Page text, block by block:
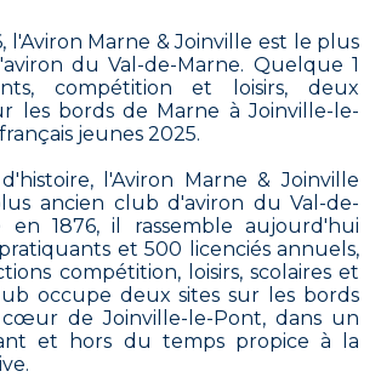
l'Aviron Marne & Joinville est le plus
du Val-de-Marne. Quelque 1
compétition et loisirs, deux
les bords de Marne à Joinville-le-
jeunes 2025.
l'Aviron Marne & Joinville
ancien club d'aviron du Val-de-
en 1876, il rassemble aujourd'hui
et 500 licenciés annuels,
compétition, loisirs, scolaires et
occupe deux sites sur les bords
de Joinville-le-Pont, dans un
et hors du temps propice à la